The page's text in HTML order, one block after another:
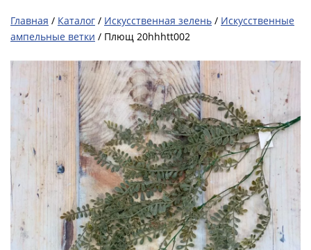
Главная / Каталог / Искусственная зелень / Искусственные
ампельные ветки / Плющ 20hhhtt002